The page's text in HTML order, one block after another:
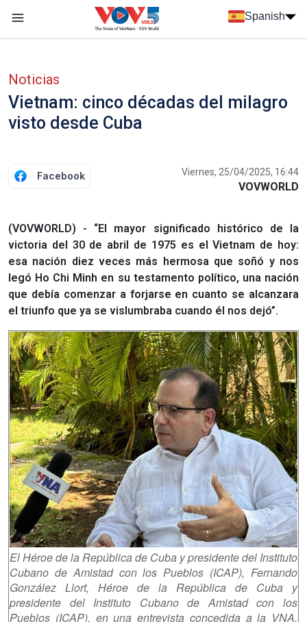
Spanish
Noticias
Vietnam: cinco décadas del milagro
visto desde Cuba
Facebook Viernes, 25/04/2025, 16:44
VOVWORLD
(VOVWORLD) - “El mayor significado histórico de la
victoria del 30 de abril de 1975 es el Vietnam de hoy:
esa nación diez veces más hermosa que soñó y nos
legó Ho Chi Minh en su testamento político, una nación
que debía comenzar a forjarse en cuanto se alcanzara
el triunfo que ya se vislumbraba cuando él nos dejó”.
El Héroe de la República de Cuba y presidente del Instituto
Cubano de Amistad con los Pueblos (ICAP), Fernando
González Llort, Héroe de la República de Cuba y
presidente del Instituto Cubano de Amistad con los
Pueblos (ICAP), en una entrevista concedida a la VNA.